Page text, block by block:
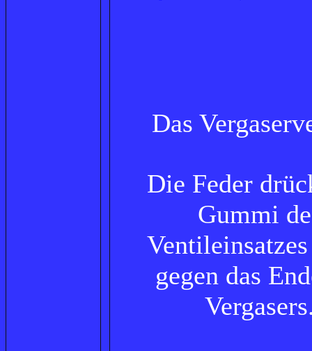
Das
Die Feder
Gummi
gegen das